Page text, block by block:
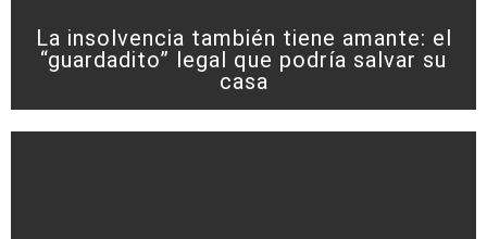
La insolvencia también tiene amante: el
“guardadito” legal que podría salvar su
casa